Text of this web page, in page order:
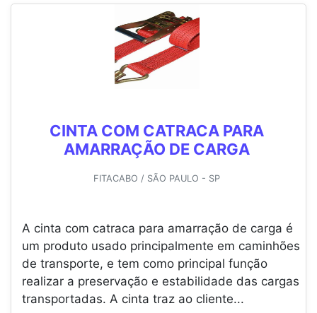
CINTA COM CATRACA PARA
AMARRAÇÃO DE CARGA
FITACABO / SÃO PAULO - SP
A cinta com catraca para amarração de carga é
um produto usado principalmente em caminhões
de transporte, e tem como principal função
realizar a preservação e estabilidade das cargas
transportadas. A cinta traz ao cliente...